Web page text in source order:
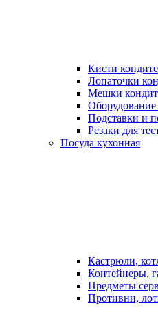
Кисти
Лопаточки
Мешки
Оборудование
Подставки и
Резаки для
Посуда кухонная
Кастрюли,
Контейнеры,
Предметы
Противни,